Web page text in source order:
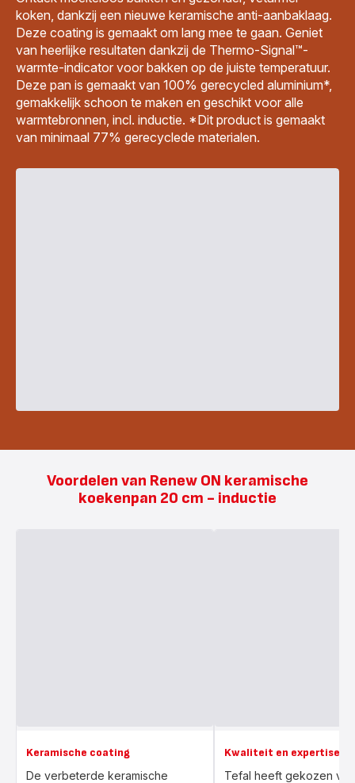
koken, dankzij een nieuwe keramische anti-aanbaklaag.
Deze coating is gemaakt om lang mee te gaan. Geniet
van heerlijke resultaten dankzij de Thermo-Signal™-
warmte-indicator voor bakken op de juiste temperatuur.
Deze pan is gemaakt van 100% gerecycled aluminium*,
gemakkelijk schoon te maken en geschikt voor alle
warmtebronnen, incl. inductie. *Dit product is gemaakt
van minimaal 77% gerecyclede materialen.
Voordelen van Renew ON keramische
koekenpan 20 cm - inductie
Keramische coating
De verbeterde keramische
Kwaliteit en expertise
Tefal heeft gekozen